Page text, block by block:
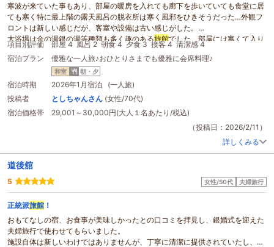
寒波が来ていた事もあり、部屋の暖房を入れても廊下を歩いていても食堂に居
ても寒く特に最上階の露天風呂の脱衣所は寒く風邪をひきそうだった…外観フ
ロントは新しい感じだが、客室や設備は古い感じがした。
大浴場は金の湯銀の湯等種類も多く趣のある旅館でした。部屋には寒くて入り
ませんでしたが露天風呂もありマッサージ 機も置いてありました。夕食の刺身
や牛肉は美味しかったが海老の押し寿司等時間が経った料理が有り美味しくな
かった。従業員の方は明るく丁寧でした。ロビーに地元のお菓子が沢山ありソ
フトドリンクもフリーでした。
項目別評価 部屋 4 風呂 2 朝食 4 夕食 3 接客 4 清潔感 4
宿泊プラン
優雅な一人旅♪おひとりさまでも優雅に会席料理♪
和室 朝・夕
宿泊時期
2026年1月宿泊 (一人旅)
投稿者
としちゃんさん (女性/70代)
宿泊価格帯
29,001～30,000円(大人１名あたり/税込)
（投稿日：2026/2/11）
詳しくみる
道後舘
5 女性/50代 夫婦旅行
正統派旅館 ！
おもてなしの宿、お食事が美味しかったとの口コミを拝見し、銀婚式を迎えた
夫婦旅行で使わせてもらいました。
施設自体は新しいわけではありませんが、丁寧に清潔に提供されていたし、お